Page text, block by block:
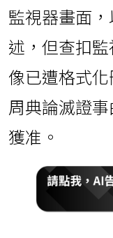
監視器畫面
述，但查扣
像已遭格式
周典論滅證
獲准。